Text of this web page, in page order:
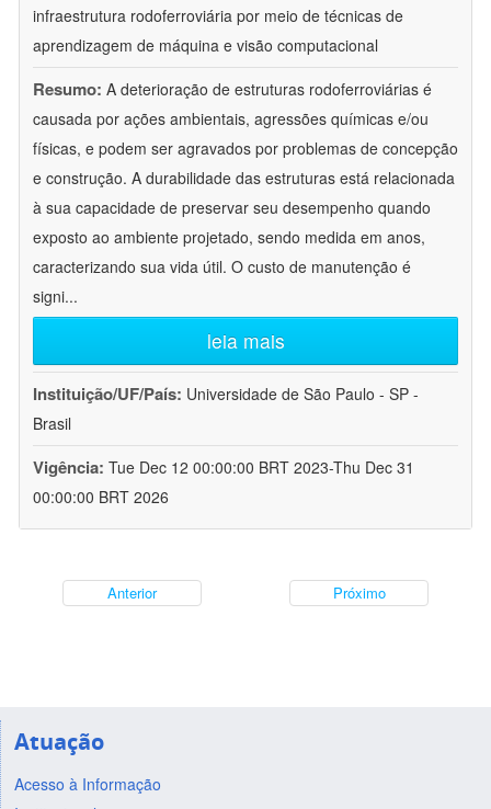
infraestrutura rodoferroviária por meio de técnicas de
aprendizagem de máquina e visão computacional
Resumo: A deterioração de estruturas rodoferroviárias é
causada por ações ambientais, agressões químicas e/ou
físicas, e podem ser agravados por problemas de concepção
e construção. A durabilidade das estruturas está relacionada
à sua capacidade de preservar seu desempenho quando
exposto ao ambiente projetado, sendo medida em anos,
caracterizando sua vida útil. O custo de manutenção é
signi...
leia mais
Instituição/UF/País: Universidade de São Paulo - SP -
Brasil
Vigência: Tue Dec 12 00:00:00 BRT 2023-Thu Dec 31
00:00:00 BRT 2026
Anterior Próximo
Atuação
Acesso à Informação